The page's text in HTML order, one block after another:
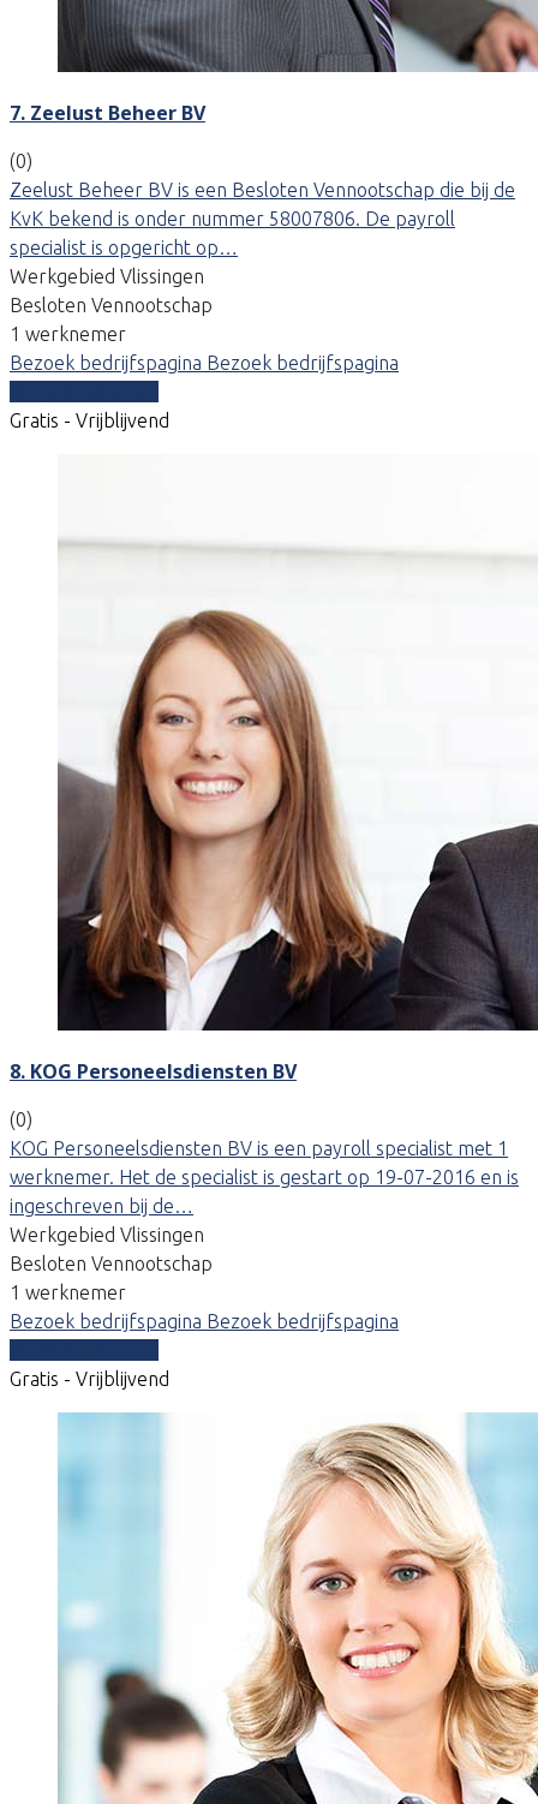
7. Zeelust Beheer BV
(0)
Zeelust Beheer BV is een Besloten Vennootschap die bij de
KvK bekend is onder nummer 58007806. De payroll
specialist is opgericht op…
Werkgebied Vlissingen
Besloten Vennootschap
1 werknemer
Bezoek bedrijfspagina Bezoek bedrijfspagina
Gratis - Vrijblijvend
8. KOG Personeelsdiensten BV
(0)
KOG Personeelsdiensten BV is een payroll specialist met 1
werknemer. Het de specialist is gestart op 19-07-2016 en is
ingeschreven bij de…
Werkgebied Vlissingen
Besloten Vennootschap
1 werknemer
Bezoek bedrijfspagina Bezoek bedrijfspagina
Gratis - Vrijblijvend